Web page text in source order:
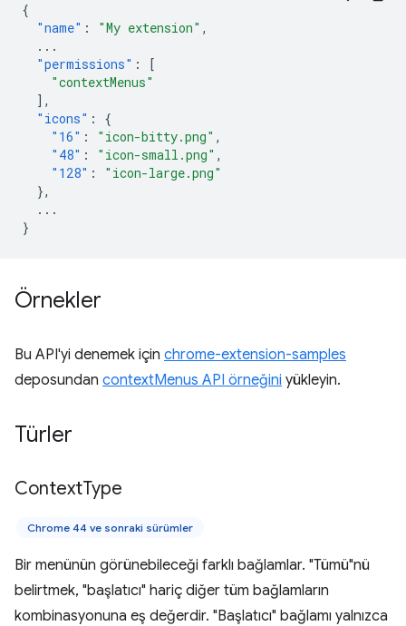
{
"name" : "My extension" ,
...
"permissions" :
[
"contextMenus"
],
"icons" :
{
"16" : "icon-bitty.png" ,
"48" : "icon-small.png" ,
"128" :
"icon-large.png"
},
...
}
Örnekler
Bu API'yi denemek için chrome-extension-samples
deposundan contextMenus API örneğini yükleyin.
Türler
ContextType
Chrome 44 ve sonraki sürümler
Bir menünün görünebileceği farklı bağlamlar. "Tümü"nü
belirtmek, "başlatıcı" hariç diğer tüm bağlamların
kombinasyonuna eş değerdir. "Başlatıcı" bağlamı yalnızca